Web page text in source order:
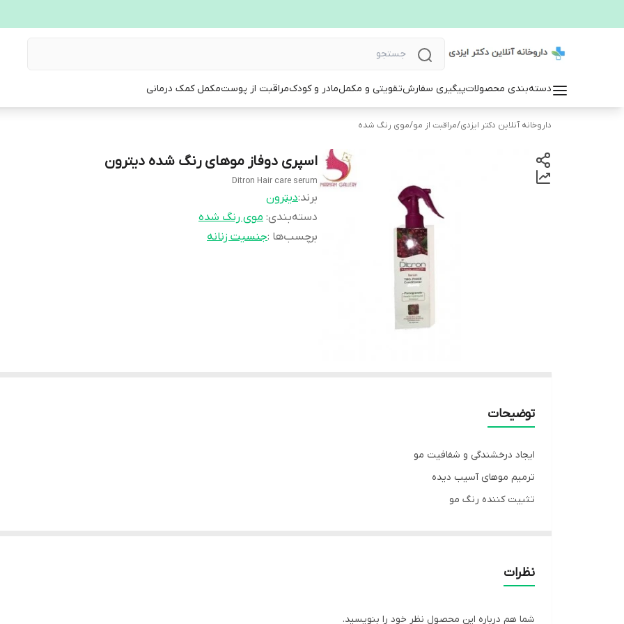
دسته‌بندی محصولاتپیگیری سفارشتقویتی و مکملمادر و کودکمراقبت از پوستمکمل کمک درمانی
داروخانه آنلاین دکتر ایزدی/مراقبت از مو/موی رنگ شده
اسپری دوفاز موهای رنگ شده دیترون
Ditron Hair care serum
برند:دیترون
دسته‌بندی: موی رنگ شده
برچسب‌ها :جنسیت زنانه
توضیحات
ایجاد درخشندگی و شفافیت مو
ترمیم موهای آسیب دیده
تثبیت کننده رنگ مو
نظرات
شما هم درباره این محصول نظر خود را بنویسید.